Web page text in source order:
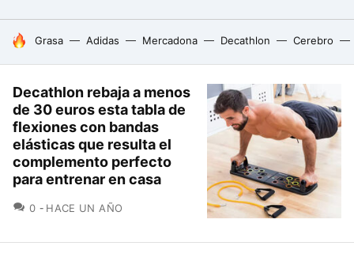
HOY SE HABLA DE
Grasa Adidas Mercadona Decathlon Cerebro
Decathlon rebaja a menos
de 30 euros esta tabla de
flexiones con bandas
elásticas que resulta el
complemento perfecto
para entrenar en casa
0 COMENTARIOS
HACE UN AÑO